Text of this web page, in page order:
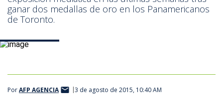
ganar dos medallas de oro en los Panamericanos
de Toronto.
PorAFP AGENCIA 3 de agosto de 2015, 10:40 AM